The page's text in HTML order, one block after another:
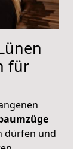
für
dürfen und